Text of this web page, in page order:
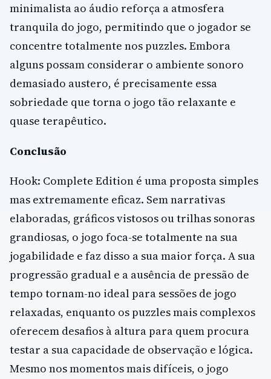
minimalista ao áudio reforça a atmosfera
tranquila do jogo, permitindo que o jogador se
concentre totalmente nos puzzles. Embora
alguns possam considerar o ambiente sonoro
demasiado austero, é precisamente essa
sobriedade que torna o jogo tão relaxante e
quase terapêutico.
Conclusão
Hook: Complete Edition é uma proposta simples
mas extremamente eficaz. Sem narrativas
elaboradas, gráficos vistosos ou trilhas sonoras
grandiosas, o jogo foca-se totalmente na sua
jogabilidade e faz disso a sua maior força. A sua
progressão gradual e a ausência de pressão de
tempo tornam-no ideal para sessões de jogo
relaxadas, enquanto os puzzles mais complexos
oferecem desafios à altura para quem procura
testar a sua capacidade de observação e lógica.
Mesmo nos momentos mais difíceis, o jogo